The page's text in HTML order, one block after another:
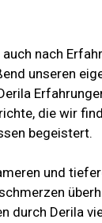
nach
unseren
die wir
begeistert.
und
durch Derila